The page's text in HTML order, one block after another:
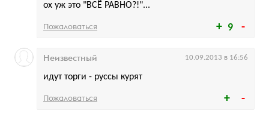
9
ох уж это "ВСЁ РАВНО?!"...
Пожаловаться
идут торги - руссы курят
Неизвестный 10.09.2013 в 16:56
Пожаловаться